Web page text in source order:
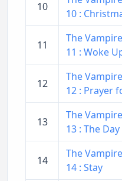
10
10 :
11
The
11 : Woke
12
The
12 : Prayer
13
The
13 : The
14
The
14 : Stay